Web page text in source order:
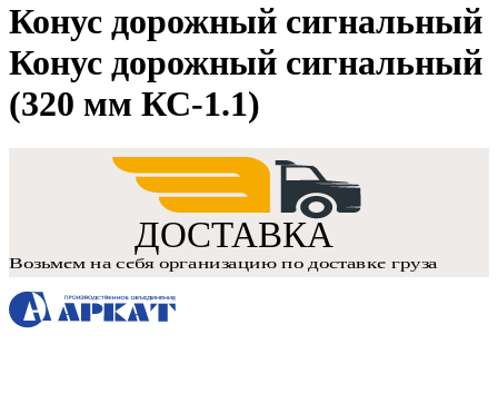
Конус дорожный сигнальный
Конус дорожный сигнальный
(320 мм КС-1.1)